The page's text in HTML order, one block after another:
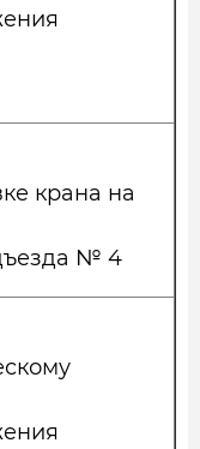
крана на
№ 4